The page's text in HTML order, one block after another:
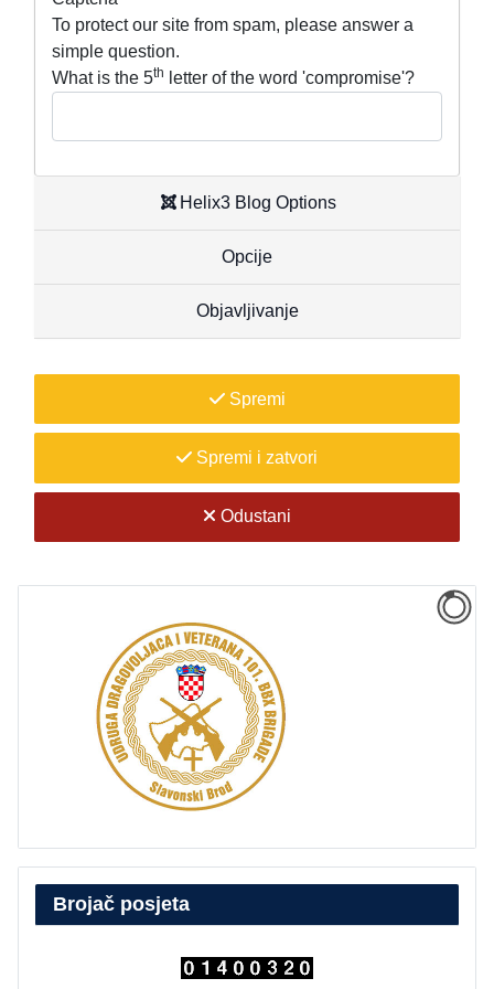
To protect our site from spam, please answer a
simple question.
What is the 5th letter of the word 'compromise'?
Helix3 Blog Options
Opcije
Objavljivanje
Spremi
Spremi i zatvori
Odustani
Brojač posjeta